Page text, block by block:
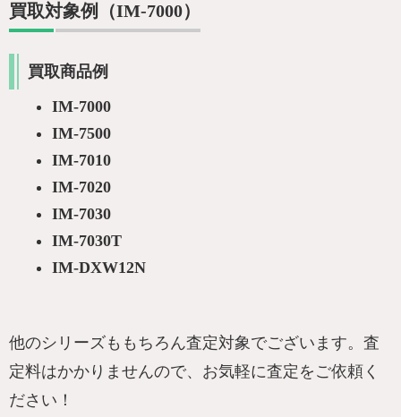
買取対象例（IM-7000）
買取商品例
IM-7000
IM-7500
IM-7010
IM-7020
IM-7030
IM-7030T
IM-DXW12N
他のシリーズももちろん査定対象でございます。査
定料はかかりませんので、お気軽に査定をご依頼く
ださい！